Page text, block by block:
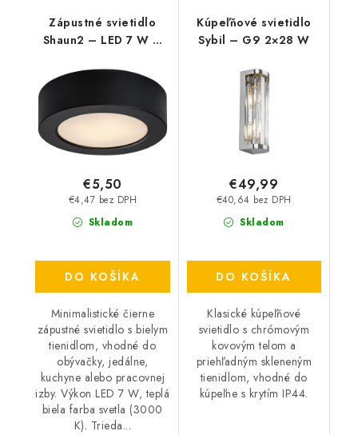
Zápustné svietidlo
Shaun2 – LED 7 W –
Skladom
€4,47 bez DPH
€5,50
DO KOŠÍKA
Minimalistické čierne
zápustné svietidlo s bielym
tienidlom, vhodné do
obývačky, jedálne,
kuchyne alebo pracovnej
izby. Výkon LED 7 W, teplá
biela farba svetla (3000
K). Trieda...
Kúpeľňové svietidlo
Sybil – G9 2×28 W
Skladom
€40,64 bez DPH
€49,99
DO KOŠÍKA
Klasické kúpeľňové
svietidlo s chrómovým
kovovým telom a
priehľadným skleneným
tienidlom, vhodné do
kúpeľne s krytím IP44.